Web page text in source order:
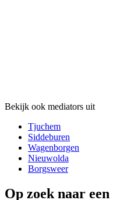
Bekijk ook mediators uit
Tjuchem
Siddeburen
Wagenborgen
Nieuwolda
Borgsweer
Op zoek naar